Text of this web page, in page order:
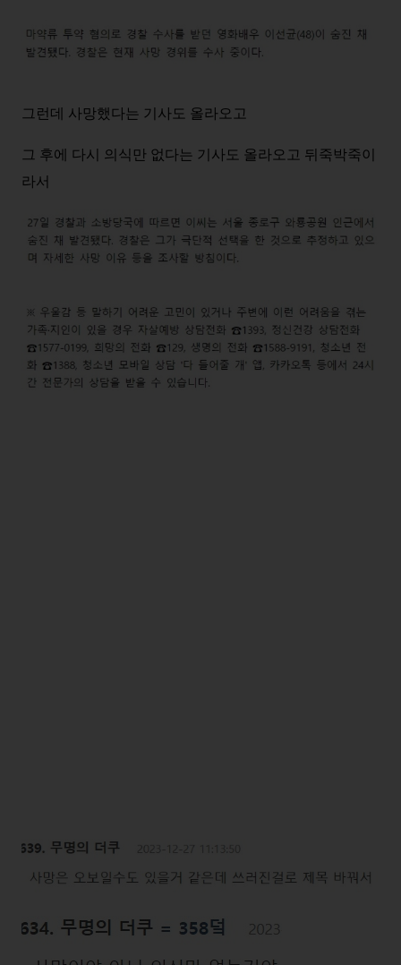
그런데 사망했다는 기사도 올라오고
그 후에 다시 의식만 없다는 기사도 올라오고 뒤죽박죽이
라서